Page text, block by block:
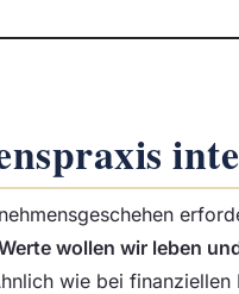
wollen wir leben
wie bei finanziellen